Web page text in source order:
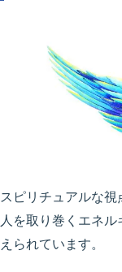
スピリチュアルな
人を取り巻くエネ
えられています。